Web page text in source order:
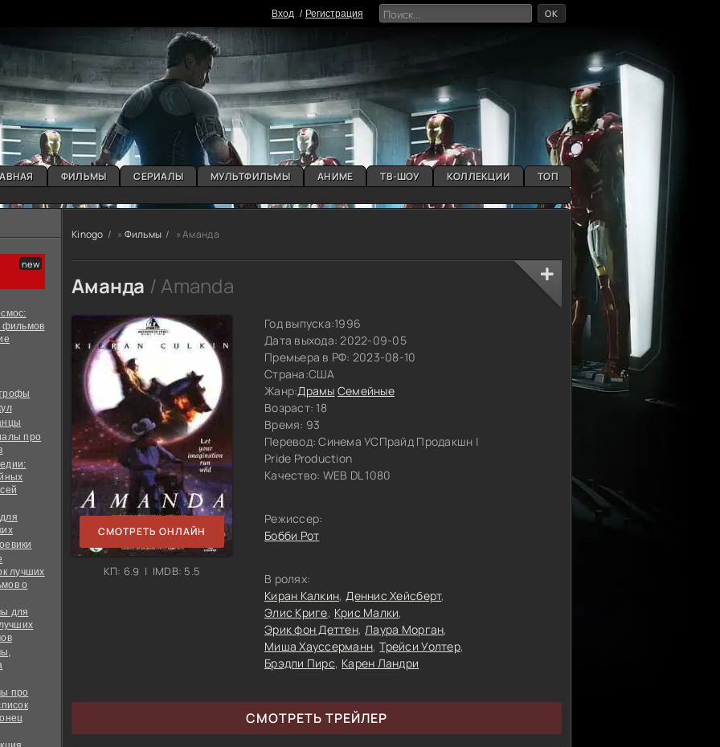
Вxoд Регистрация OK
ФИЛЬМЫ СЕРИАЛЫ МУЛЬТФИЛЬМЫ АНИМЕ ТВ-ШОУ КОЛЛЕКЦИИ ТОП
фильмов
про
лучших
о
для
про
Kinogo » Фильмы » Аманда
Аманда / Amanda
СМОТРЕТЬ ОНЛАЙН
КП: 6.9 | IMDB: 5.5
Год выпуска:1996
Дата выхода: 2022-09-05
Премьера в РФ: 2023-08-10
Страна:США
Жанр:Драмы Семейные
Возраст: 18
Время: 93
Перевод:Синема УСПрайд Продакшн |
Pride Production
Качество: WEB DL 1080
Режиссер:
Бобби Рот
В ролях:
Киран Калкин Деннис Хейсберт
Элис Криге Крис Малки
Эрик фон Деттен Лаура Морган
Миша Хауссерманн Трейси Уолтер
Брэдли Пирс Карен Ландри
СМОТРЕТЬ ТРЕЙЛЕР